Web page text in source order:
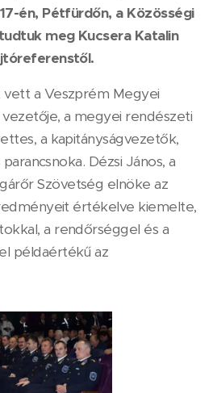
én, Pétfürdőn, a Közösségi
meg Kucsera Katalin
a Veszprém Megyei
a megyei rendészeti
a kapitányságvezetők,
Dézsi János, a
Szövetség elnöke az
értékelve kiemelte,
a rendőrséggel és a
példaértékű az